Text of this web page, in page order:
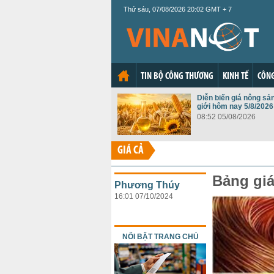
Thứ sáu, 07/08/2026 20:02 GMT + 7
TIN BỘ CÔNG THƯƠNG KINH TẾ
Diễn biến giá nông
giới hôm nay 5/8/2026
08:52 05/08/2026
GIÁ CẢ
Bảng
Phương Thúy
16:01 07/10/2024
NỔI BẬT TRANG CHỦ